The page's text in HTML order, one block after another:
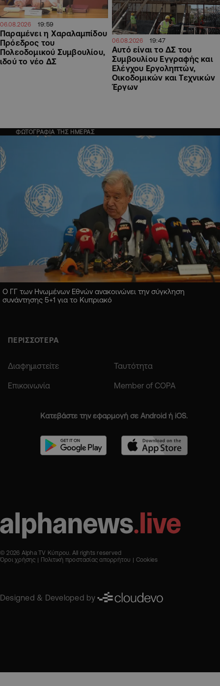
06.08.2026 19:59
Παραμένει η Χαραλαμπίδου
Πρόεδρος του
Πολεοδομικού Συμβουλίου,
ιδού το νέο ΔΣ
06.08.2026 19:47
Αυτό είναι το ΔΣ του
Συμβουλίου Εγγραφής και
Ελέγχου Εργοληπτών,
Οικοδομικών και Τεχνικών
Έργων
ΦΩΤΟΓΡΑΦΙΑ ΤΗΣ ΗΜΕΡΑΣ
Ο ΓΓ των Ηνωμένων Εθνών ανακοινώνει την σύγκληση
συνάντησης 5+1 για το Κυπριακό
ΠΕΡΙΣΣΟΤΕΡΑ
Διαφημιστείτε Ταυτότητα
Επικοινωνία Member of COPA
Κατεβάστε την εφαρμογή σε Android ή iOS.
© 2026 Alpha TV Κύπρου. All rights reserved
Όροι χρήσης
Πολιτική προστασίας απορρήτου Cookies
Designed & Developed by